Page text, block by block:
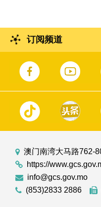
订阅频道
澳门南湾大马路762-
https://
info@gcs.gov.mo
(853)2833 2886